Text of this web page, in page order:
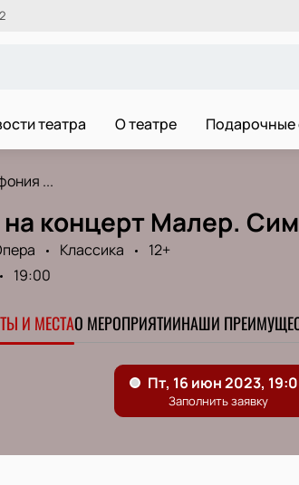
театра О театре Подарочные
...
концерт Малер.
Классика
12+
19:00
И МЕСТАО МЕРОПРИЯТИИНАШИ